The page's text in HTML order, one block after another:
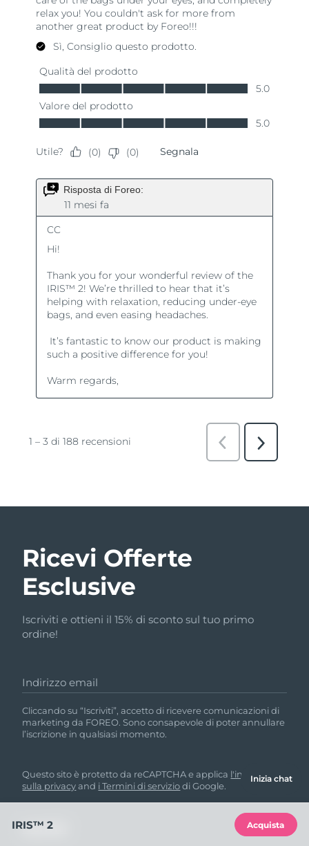
Ricevi Offerte
Esclusive
Iscriviti e ottieni il 15% di sconto sul tuo primo
ordine!
Indirizzo email
Cliccando su “Iscriviti”, accetto di ricevere comunicazioni di
marketing da FOREO. Sono consapevole di poter annullare
l’iscrizione in qualsiasi momento.
Questo sito è protetto da reCAPTCHA e applica l'informativa
sulla privacyand i Termini di serviziodi Google.
Inizia chat
IRIS™ 2 Acquista